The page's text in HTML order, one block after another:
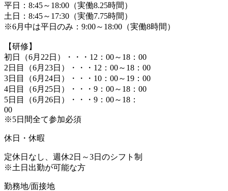
平日：8:45～18:00（実働8.25時間）
土日：8:45～17:30（実働7.75時間）
※6月中は平日のみ：9:00～18:00（実働8時間）
【研修】
初日（6月22日）・・・12：00～18：00
2日目（6月23日）・・・12：00～18：00
3日目（6月24日）・・・10：00～19：00
4日目（6月25日）・・・9：00～18：00
5日目（6月26日）・・・9：00～18：
00
※5日間全て参加必須
休日・休暇
定休日なし、週休2日～3日のシフト制
※土日出勤が可能な方
勤務地/面接地